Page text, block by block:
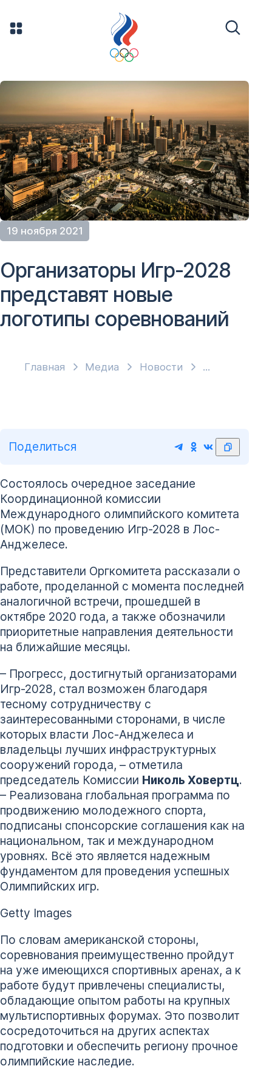
19 ноября 2021
Главная Медиа Новости
Организаторы Игр-2028
представят новые
логотипы соревнований
Поделиться
Состоялось очередное заседание
Координационной комиссии
Международного олимпийского комитета
(МОК) по проведению Игр-2028 в Лос-
Анджелесе.
Представители Оргкомитета рассказали о
работе, проделанной с момента последней
аналогичной встречи, прошедшей в
октябре 2020 года, а также обозначили
приоритетные направления деятельности
на ближайшие месяцы.
– Прогресс, достигнутый организаторами
Игр-2028, стал возможен благодаря
тесному сотрудничеству с
заинтересованными сторонами, в числе
которых власти Лос-Анджелеса и
владельцы лучших инфраструктурных
сооружений города, – отметила
председатель Комиссии Николь Ховертц.
– Реализована глобальная программа по
продвижению молодежного спорта,
подписаны спонсорские соглашения как на
национальном, так и международном
уровнях. Всё это является надежным
фундаментом для проведения успешных
Олимпийских игр.
Getty Images
По словам американской стороны,
соревнования преимущественно пройдут
на уже имеющихся спортивных аренах, а к
работе будут привлечены специалисты,
обладающие опытом работы на крупных
мультиспортивных форумах. Это позволит
сосредоточиться на других аспектах
подготовки и обеспечить региону прочное
олимпийские наследие.